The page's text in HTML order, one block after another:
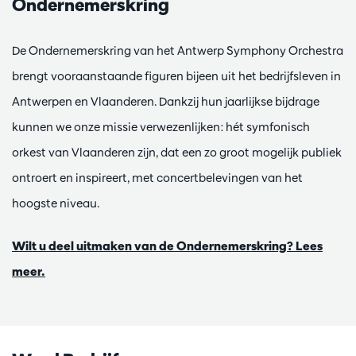
Ondernemerskring
De Ondernemerskring van het Antwerp Symphony Orchestra
brengt vooraanstaande figuren bijeen uit het bedrijfsleven in
Antwerpen en Vlaanderen. Dankzij hun jaarlijkse bijdrage
kunnen we onze missie verwezenlijken: hét symfonisch
orkest van Vlaanderen zijn, dat een zo groot mogelijk publiek
ontroert en inspireert, met concertbelevingen van het
hoogste niveau.
Wilt u deel uitmaken van de Ondernemerskring? Lees
meer.